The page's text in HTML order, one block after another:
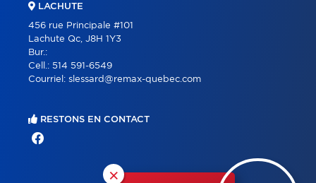
×
LACHUTE
456 rue Principale #101
Lachute Qc, J8H 1Y3
Bur.:
Cell.: 514 591-6549
Courriel: slessard@remax-quebec.com
RESTONS EN CONTACT